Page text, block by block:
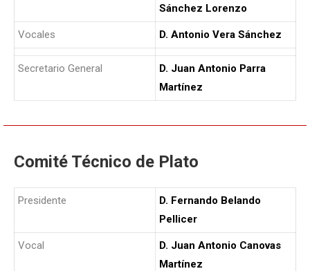
Sánchez Lorenzo
Vocales D. Antonio Vera Sánchez
Secretario General
D. Juan Antonio Parra
Martínez
Comité Técnico de Plato
Presidente
D. Fernando Belando
Pellicer
Vocal
D. Juan Antonio Canovas
Martínez